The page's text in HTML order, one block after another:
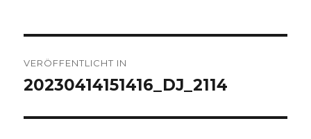
VERÖFFENTLICHT IN
20230414151416_DJ_2114